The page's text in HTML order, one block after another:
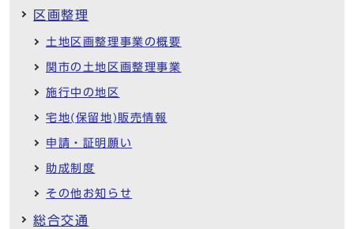
区画整理
土地区画整理事業の概要
関市の土地区画整理事業
施行中の地区
宅地(保留地)販売情報
申請・証明願い
助成制度
その他お知らせ
総合交通